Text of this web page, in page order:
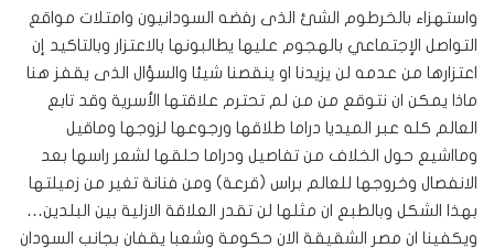
واستهزاء بالخرطوم الشئ الذى رفضه السودانيون وامتلات مواقع
التواصل الإجتماعي بالهجوم عليها يطالبونها بالاعتزار وبالتاكيد إن
اعتزارها من عدمه لن يزيدنا او ينقصنا شيئا والسؤال الذى يقفز هنا
ماذا يمكن ان نتوقع من من لم تحترم علاقتها الأسرية وقد تابع
العالم كله عبر الميديا دراما طلاقها ورجوعها لزوجها وماقيل
ومااشيع حول الخلاف من تفاصيل ودراما حلقها لشعر راسها بعد
الانفصال وخروجها للعالم براس (قرعة) ومن فنانة تغير من زميلتها
بهذا الشكل وبالطبع ان مثلها لن تقدر العلاقة الازلية بين البلدين…
ويكفينا ان مصر الشقيقة الان حكومة وشعبا يقفان بجانب السودان